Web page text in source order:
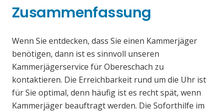
Zusammenfassung
Wenn Sie entdecken, dass Sie einen Kammerjäger
benötigen, dann ist es sinnvoll unseren
Kammerjägerservice für Obereschach zu
kontaktieren. Die Erreichbarkeit rund um die Uhr ist
für Sie optimal, denn häufig ist es recht spät, wenn
Kammerjäger beauftragt werden. Die Soforthilfe im